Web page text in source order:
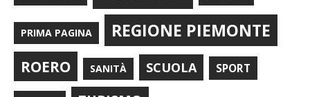
PRIMA PAGINA REGIONE PIEMONTE
ROERO SANITÀ SCUOLA SPORT